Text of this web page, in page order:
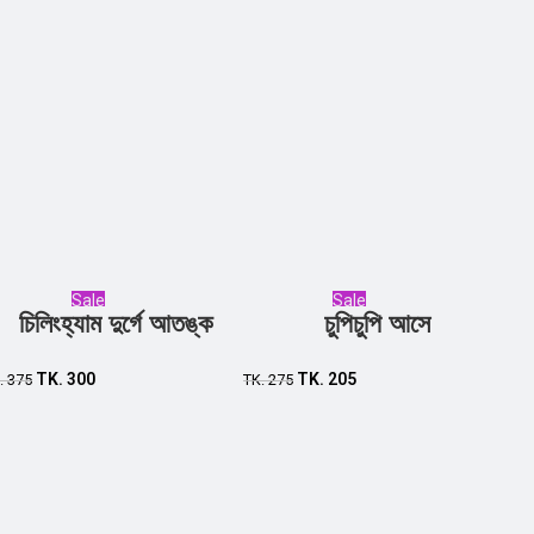
Sale
চিলিংহ্যাম দুর্গে আতঙ্ক
375 TK. 300
Sale
চুপিচুপি আসে
TK.275 TK. 205